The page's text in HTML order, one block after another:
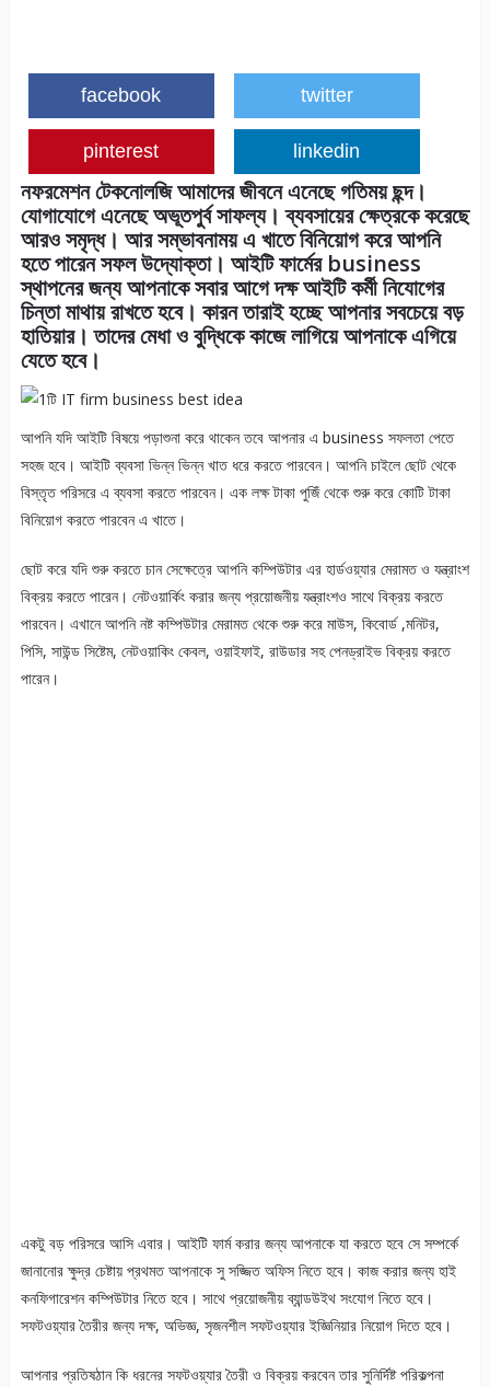
facebook twitter
pinterest linkedin
নফরমেশন টেকনোলজি আমাদের জীবনে এনেছে গতিময় ছন্দ।
যোগাযোগে এনেছে অভূতপুর্ব সাফল্য। ব্যবসায়ের ক্ষেত্রকে করেছে
আরও সমৃদ্ধ। আর সম্ভাবনাময় এ খাতে বিনিয়োগ করে আপনি
হতে পারেন সফল উদ্যোক্তা। আইটি ফার্মের business
স্থাপনের জন্য আপনাকে সবার আগে দক্ষ আইটি কর্মী নিযোগের
চিন্তা মাথায় রাখতে হবে। কারন তারাই হচ্ছে আপনার সবচেয়ে বড়
হাতিয়ার। তাদের মেধা ও বুদ্ধিকে কাজে লাগিয়ে আপনাকে এগিয়ে
যেতে হবে।
আপনি যদি আইটি বিষয়ে পড়াশুনা করে থাকেন তবে আপনার এ business সফলতা পেতে
সহজ হবে। আইটি ব্যবসা ভিন্ন ভিন্ন খাত ধরে করতে পারবেন। আপনি চাইলে ছোট থেকে
বিস্তৃত পরিসরে এ ব্যবসা করতে পারবেন। এক লক্ষ টাকা ‍পুজিঁ থেকে শুরু করে কোটি টাকা
বিনিয়োগ করতে পারবেন এ খাতে।
ছোট করে যদি শুরু করতে চান সেক্ষেত্রে আপনি কম্পিউটার এর হার্ডওয়্যার মেরামত ও যন্ত্রাংশ
বিক্রয় করতে পারেন। নেটওয়ার্কিং করার জন্য প্রয়োজনীয় যন্ত্রাংশও সাথে বিক্রয় করতে
পারবেন। এখানে আপনি নষ্ট কম্পিউটার মেরামত থেকে শুরু করে মাউস, কিবোর্ড ,মনিটর,
পিসি, সাউন্ড সিষ্টেম, নেটওয়াকিং কেবল, ওয়াইফাই, রাউডার সহ পেনড্রাইভ বিক্রয় করতে
পারেন।
একটু বড় পরিসরে আসি এবার। আইটি ফার্ম করার জন্য আপনাকে যা করতে হবে সে সম্পর্কে
জানানোর ক্ষুদ্র চেষ্টায় প্রথমত আপনাকে সু সজ্জিত অফিস নিতে হবে। কাজ করার জন্য হাই
কনফিগারেশন কম্পিউটার নিতে হবে। সাথে প্রয়োজনীয় ব্যান্ডউইথ সংযোগ নিতে হবে।
সফটওয়্যার তৈরীর জন্য দক্ষ, অভিজ্ঞ, সৃজনশীল সফটওয়্যার ইজ্ঞিনিয়ার নিয়োগ দিতে হবে।
আপনার প্রতিষঠান কি ধরনের সফটওয়্যার তৈরী ও বিক্রয় করবেন তার সুনির্দিষ্ট পরিকল্পনা